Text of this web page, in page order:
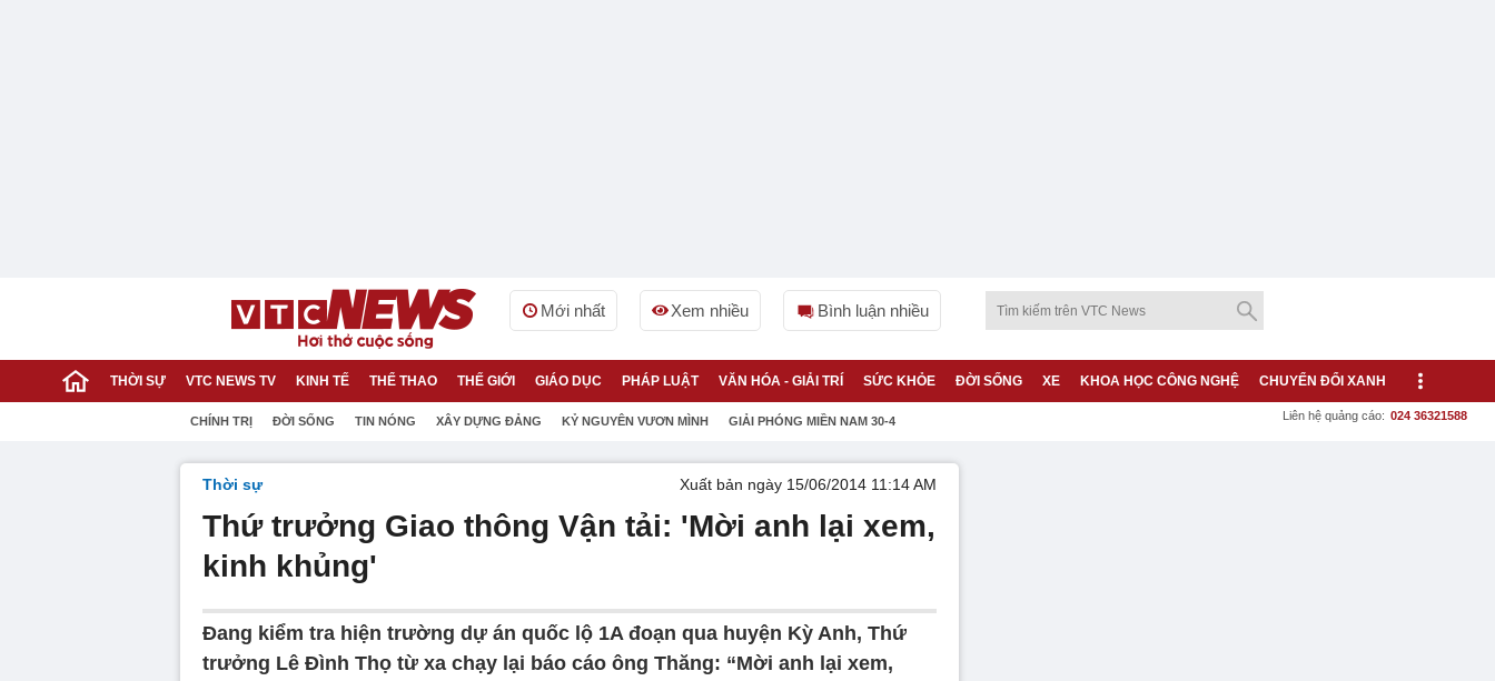
Mới nhất Xem nhiều Bình luận nhiều
THỜI SỰ VTC NEWS TV KINH TẾ THỂ THAO THẾ GIỚI GIÁO DỤC PHÁP LUẬT VĂN HÓA - GIẢI TRÍ SỨC KHỎE ĐỜI SỐNG XE KHOA HỌC CÔNG NGHỆ CHUYỂN ĐỔI XANH
CHÍNH TRỊ ĐỜI SỐNG TIN NÓNG XÂY DỰNG ĐẢNG KỶ NGUYÊN VƯƠN MÌNH GIẢI PHÓNG MIỀN NAM 30-4 Liên hệ quảng cáo: 024 36321588
Thời sự Xuất bản ngày 15/06/2014 11:14 AM
Thứ trưởng Giao thông Vận tải: 'Mời anh lại xem,
kinh khủng'
Đang kiểm tra hiện trường dự án quốc lộ 1A đoạn qua huyện Kỳ Anh, Thứ
trưởng Lê Đình Thọ từ xa chạy lại báo cáo ông Thăng: “Mời anh lại xem,